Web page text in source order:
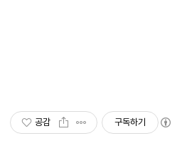
공감 구독하기